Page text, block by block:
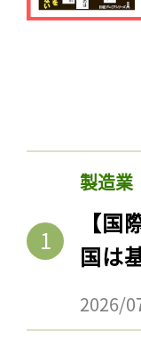
製造業
【
国は
2026/